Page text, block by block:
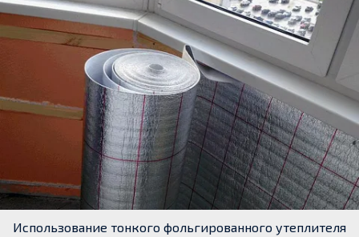
Использование тонкого фольгированного утеплителя